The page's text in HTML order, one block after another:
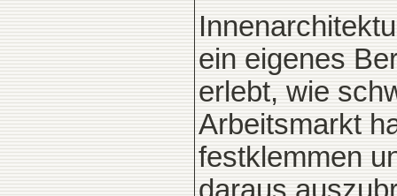
ein eigenes
erlebt, wie
Arbeitsmarkt
festklemmen